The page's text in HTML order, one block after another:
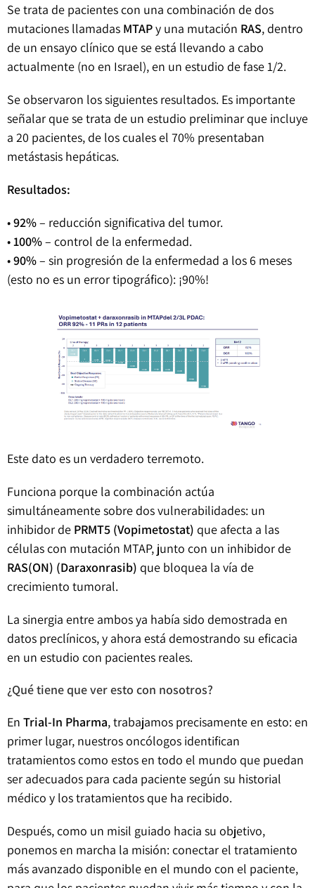
Se trata de pacientes con una combinación de dos
mutaciones llamadas MTAPy una mutación RAS, dentro
de un ensayo clínico que se está llevando a cabo
actualmente (no en Israel), en un estudio de fase 1/2.
Se observaron los siguientes resultados. Es importante
señalar que se trata de un estudio preliminar que incluye
a 20 pacientes, de los cuales el 70% presentaban
metástasis hepáticas.
Resultados:
•92%– reducción significativa del tumor.
•100%– control de la enfermedad.
•90%– sin progresión de la enfermedad a los 6 meses
(esto no es un error tipográfico): ¡90%!
Este dato es un verdadero terremoto.
Funciona porque la combinación actúa
simultáneamente sobre dos vulnerabilidades: un
inhibidor de PRMT5 (Vopimetostat) que afecta a las
células con mutación MTAP, junto con un inhibidor de
RAS(ON) (Daraxonrasib) que bloquea la vía de
crecimiento tumoral.
La sinergia entre ambos ya había sido demostrada en
datos preclínicos, y ahora está demostrando su eficacia
en un estudio con pacientes reales.
¿Qué tiene que ver esto con nosotros?
En Trial-In Pharma, trabajamos precisamente en esto: en
primer lugar, nuestros oncólogos identifican
tratamientos como estos en todo el mundo que puedan
ser adecuados para cada paciente según su historial
médico y los tratamientos que ha recibido.
Después, como un misil guiado hacia su objetivo,
ponemos en marcha la misión: conectar el tratamiento
más avanzado disponible en el mundo con el paciente,